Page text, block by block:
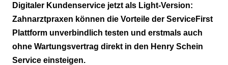
Digitaler Kundenservice jetzt als Light-Version:
Zahnarztpraxen können die Vorteile der ServiceFirst
Plattform unverbindlich testen und erstmals auch
ohne Wartungsvertrag direkt in den Henry Schein
Service einsteigen.